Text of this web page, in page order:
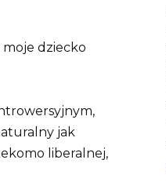
moje dziecko
jak
liberalnej,